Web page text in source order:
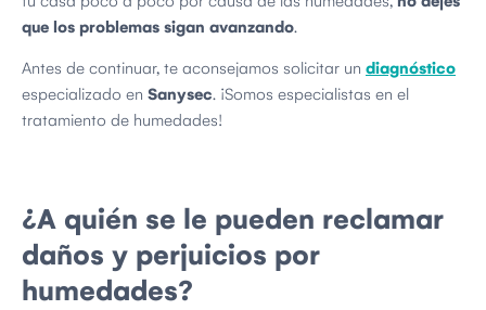
que los problemas sigan avanzando.
Antes de continuar, te aconsejamos solicitar un diagnóstico
especializado en Sanysec. ¡Somos especialistas en el
tratamiento de humedades!
¿A quién se le pueden reclamar
daños y perjuicios por
humedades?